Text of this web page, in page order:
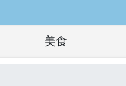
美食